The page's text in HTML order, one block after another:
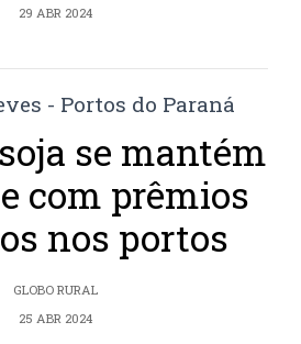
29 ABR 2024
se mantém
com prêmios
nos portos
GLOBO RURAL
25 ABR 2024